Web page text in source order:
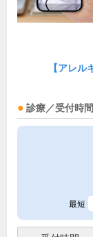
【アレ
診療／受付時
最短